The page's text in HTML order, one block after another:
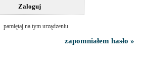
pamiętaj na tym urządzeniu
zapomniałem hasło »